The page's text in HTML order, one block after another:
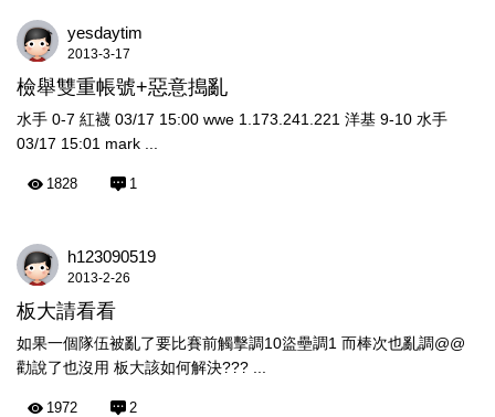
yesdaytim
2013-3-17
檢舉雙重帳號+惡意搗亂
水手 0-7 紅襪 03/17 15:00 wwe 1.173.241.221 洋基 9-10 水手
03/17 15:01 mark ...
1828 1
h123090519
2013-2-26
板大請看看
如果一個隊伍被亂了要比賽前觸擊調10盜壘調1 而棒次也亂調@@
勸說了也沒用 板大該如何解決??? ...
1972 2